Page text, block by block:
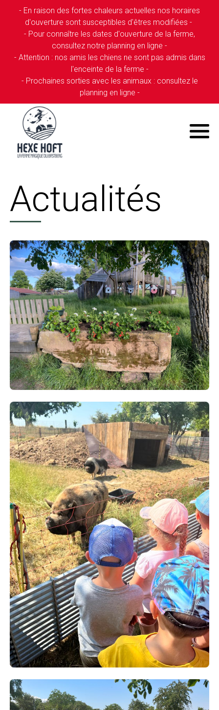
- En raison des fortes chaleurs actuelles nos horaires
d'ouverture sont susceptibles d'êtres modifiées -
- Pour connaître les dates d'ouverture de la ferme,
consultez notre planning en ligne -
- Attention : nos amis les chiens ne sont pas admis dans
l'enceinte de la ferme -
- Prochaines sorties avec les animaux : consultez le
planning en ligne -
Actualités
Anniversaire à la ferme
21/05/2025
Accueil de groupes
06/06/2024